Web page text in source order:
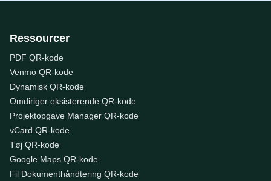
Ressourcer
PDF QR-kode
Venmo QR-kode
Dynamisk QR-kode
Omdiriger eksisterende QR-kode
Projektopgave Manager QR-kode
vCard QR-kode
Tøj QR-kode
Google Maps QR-kode
Fil Dokumenthåndtering QR-kode